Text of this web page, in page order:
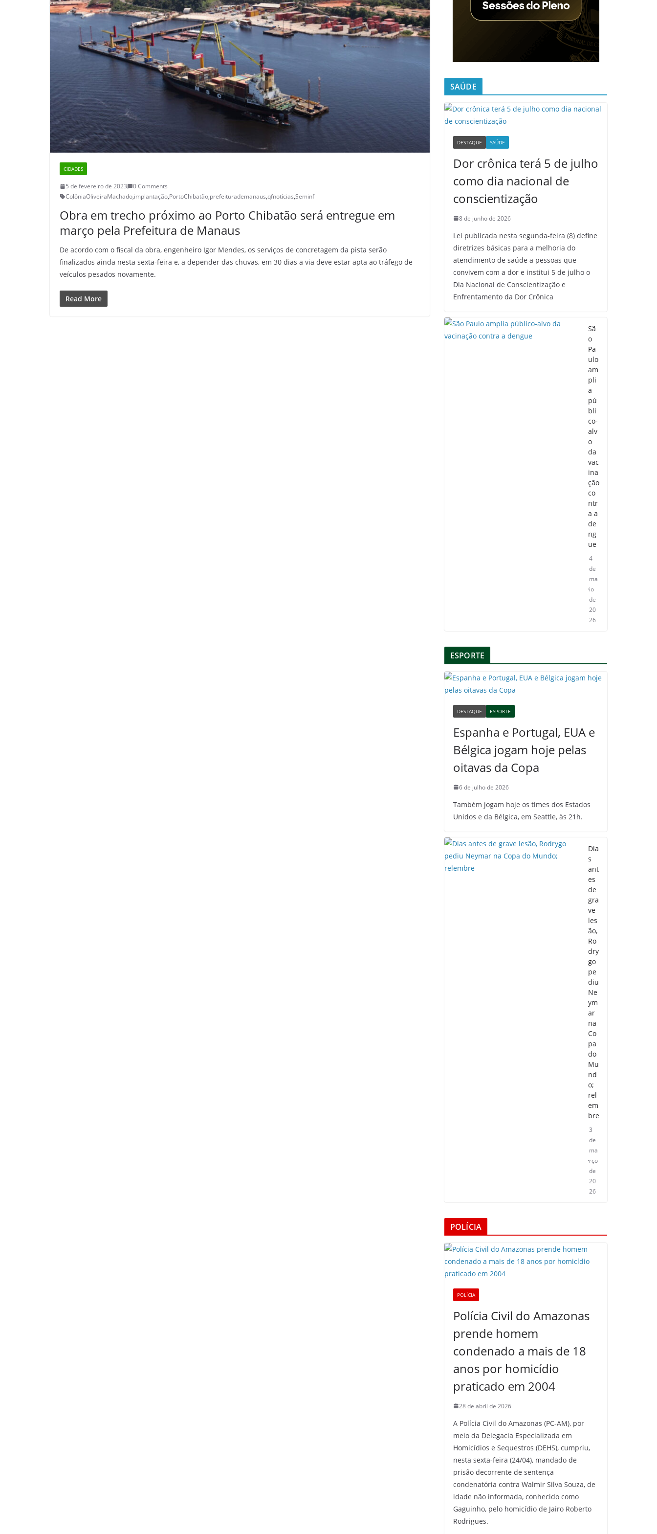
CIDADES
5 de fevereiro de 2023
0 Comments
ColôniaOliveiraMachado,implantação,PortoChibatão,prefeiturademanaus,qfnotícias,Seminf
Obra em trecho próximo ao Porto Chibatão será entregue em
março pela Prefeitura de Manaus
De acordo com o fiscal da obra, engenheiro Igor Mendes, os serviços de concretagem da pista serão
finalizados ainda nesta sexta-feira e, a depender das chuvas, em 30 dias a via deve estar apta ao tráfego de
veículos pesados novamente.
Read More
SAÚDE
DESTAQUE SAÚDE
Dor crônica terá 5 de julho
como dia nacional de
conscientização
8 de junho de 2026
Lei publicada nesta segunda-feira (8) define
diretrizes básicas para a melhoria do
atendimento de saúde a pessoas que
convivem com a dor e institui 5 de julho o
Dia Nacional de Conscientização e
Enfrentamento da Dor Crônica
Sã
o
Pa
ulo
am
pli
a
pú
bli
co-
alv
o
da
vac
ina
ção
co
ntr
a a
de
ng
ue
4
de
ma
io
de
20
26
ESPORTE
DESTAQUE ESPORTE
Espanha e Portugal, EUA e
Bélgica jogam hoje pelas
oitavas da Copa
6 de julho de 2026
Também jogam hoje os times dos Estados
Unidos e da Bélgica, em Seattle, às 21h.
Dia
s
ant
es
de
gra
ve
les
ão,
Ro
dry
go
pe
diu
Ne
ym
ar
na
Co
pa
do
Mu
nd
o;
rel
em
bre
3
de
ma
rço
de
20
26
POLÍCIA
POLÍCIA
Polícia Civil do Amazonas
prende homem
condenado a mais de 18
anos por homicídio
praticado em 2004
28 de abril de 2026
A Polícia Civil do Amazonas (PC-AM), por
meio da Delegacia Especializada em
Homicídios e Sequestros (DEHS), cumpriu,
nesta sexta-feira (24/04), mandado de
prisão decorrente de sentença
condenatória contra Walmir Silva Souza, de
idade não informada, conhecido como
Gaguinho, pelo homicídio de Jairo Roberto
Rodrigues.